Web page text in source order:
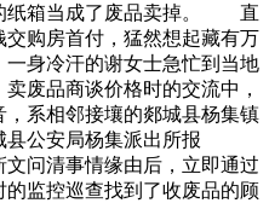
纸箱当成了废品卖掉。 直
购房首付，猛然想起藏有万
身冷汗的谢女士急忙到当地
废品商谈价格时的交流中，
系相邻接壤的郯城县杨集镇
县公安局杨集派出所报
问清事情缘由后，立即通过
监控巡查找到了收废品的顾